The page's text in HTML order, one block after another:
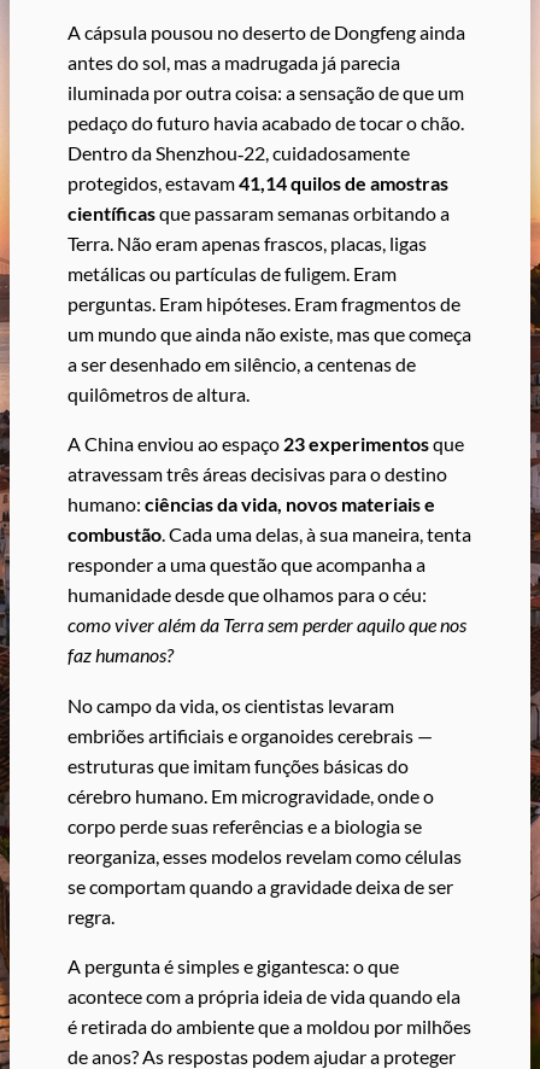
A cápsula pousou no deserto de Dongfeng ainda
antes do sol, mas a madrugada já parecia
iluminada por outra coisa: a sensação de que um
pedaço do futuro havia acabado de tocar o chão.
Dentro da Shenzhou‑22, cuidadosamente
protegidos, estavam41,14 quilos de amostras
científicasque passaram semanas orbitando a
Terra. Não eram apenas frascos, placas, ligas
metálicas ou partículas de fuligem. Eram
perguntas. Eram hipóteses. Eram fragmentos de
um mundo que ainda não existe, mas que começa
a ser desenhado em silêncio, a centenas de
quilômetros de altura.
A China enviou ao espaço 23 experimentosque
atravessam três áreas decisivas para o destino
humano: ciências da vida, novos materiais e
combustão. Cada uma delas, à sua maneira, tenta
responder a uma questão que acompanha a
humanidade desde que olhamos para o céu:
como viver além da Terra sem perder aquilo que nos
faz humanos?
No campo da vida, os cientistas levaram
embriões artificiais e organoides cerebrais —
estruturas que imitam funções básicas do
cérebro humano. Em microgravidade, onde o
corpo perde suas referências e a biologia se
reorganiza, esses modelos revelam como células
se comportam quando a gravidade deixa de ser
regra.
A pergunta é simples e gigantesca: o que
acontece com a própria ideia de vida quando ela
é retirada do ambiente que a moldou por milhões
de anos? As respostas podem ajudar a proteger